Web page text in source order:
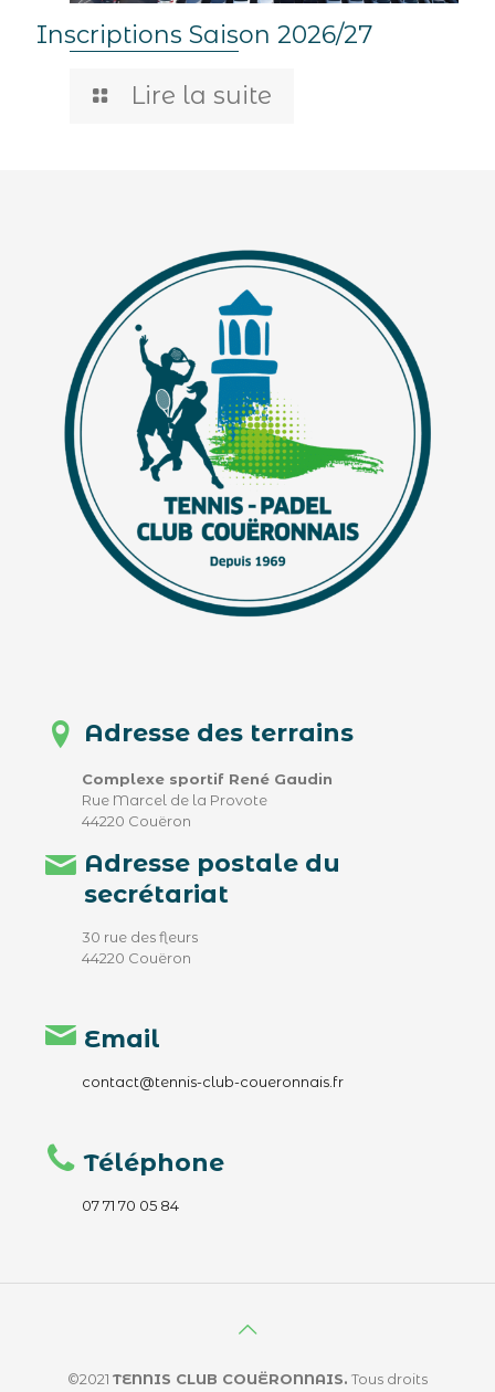
Inscriptions Saison 2026/27
Lire la suite
Adresse des terrains
Complexe sportif René Gaudin
Rue Marcel de la Provote
44220 Couëron
Adresse postale du
secrétariat
30 rue des fleurs
44220 Couëron
Email
contact@tennis-club-coueronnais.fr
Téléphone
07 71 70 05 84
©2021 TENNIS CLUB COUËRONNAIS. Tous droits